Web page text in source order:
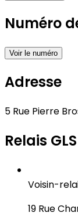
Numéro
Voir le numéro
Adresse
5 Rue Pierre
Relais
Voisin-
19 Rue